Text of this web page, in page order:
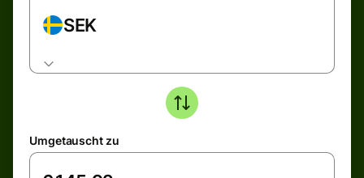
SEK
Umgetauscht zu